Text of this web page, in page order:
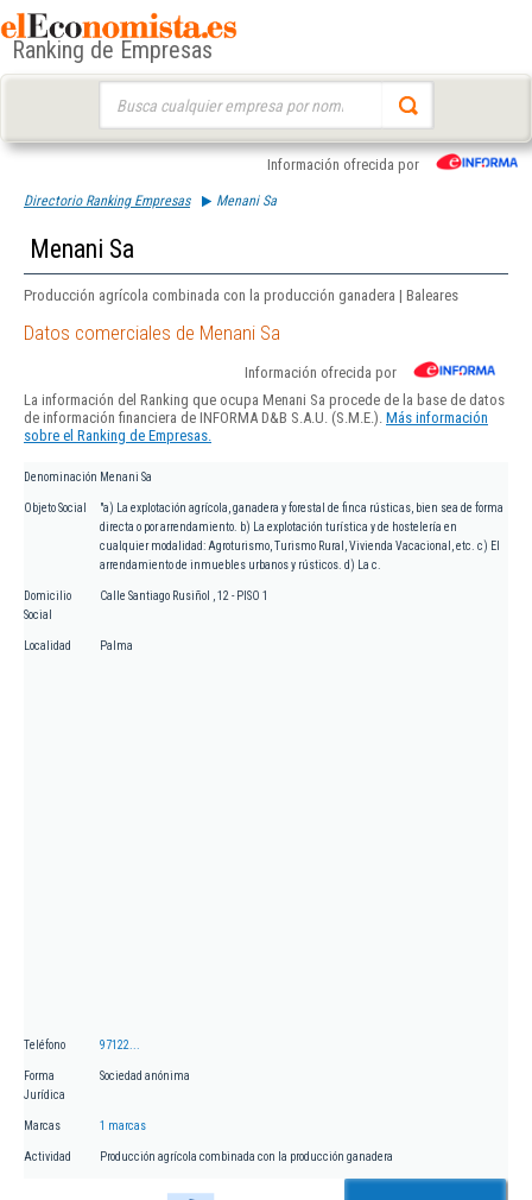
Ranking de Empresas
Información ofrecida por
Directorio Ranking Empresas Menani Sa
Menani Sa
Producción agrícola combinada con la producción ganadera | Baleares
Datos comerciales de Menani Sa
Información ofrecida por
La información del Ranking que ocupa Menani Sa procede de la base de datos
de información financiera de INFORMA D&B S.A.U. (S.M.E.). Más información
sobre el Ranking de Empresas.
Denominación Menani Sa
Objeto Social
"a) La explotación agrícola, ganadera y forestal de finca rústicas, bien sea de forma
directa o por arrendamiento. b) La explotación turística y de hostelería en
cualquier modalidad: Agroturismo, Turismo Rural, Vivienda Vacacional, etc. c) El
arrendamiento de inmuebles urbanos y rústicos. d) La c.
Domicilio
Social
Calle Santiago Rusiñol , 12 - PISO 1
Localidad Palma
Teléfono 97122...
Forma
Jurídica
Sociedad anónima
Marcas 1 marcas
Actividad Producción agrícola combinada con la producción ganadera